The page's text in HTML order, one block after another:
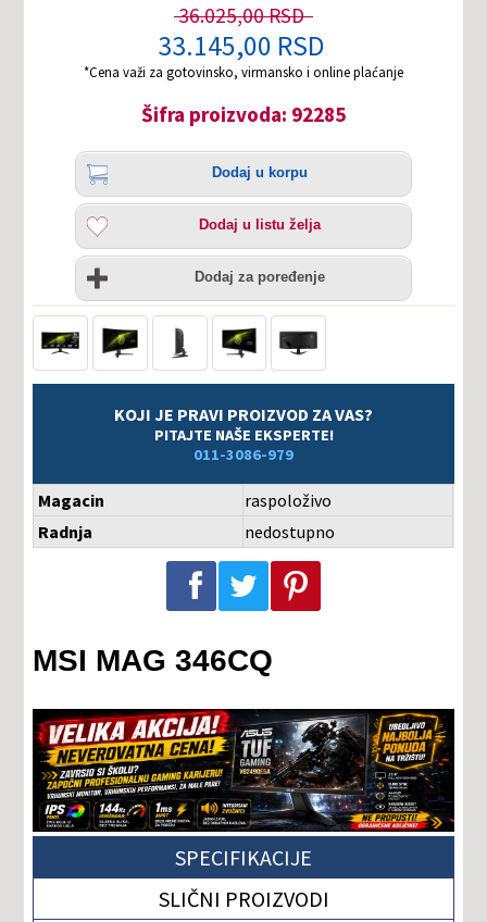
36.025,00 RSD
33.145,00 RSD
*Cena važi za gotovinsko, virmansko i online plaćanje
Šifra proizvoda: 92285
Količina
Dodaj
korpu
Dodaj u korpu
Dodaj
listu
želja
Dodaj u listu želja
Uporedi
Dodaj za poređenje
KOJI JE PRAVI PROIZVOD ZA VAS?
PITAJTE NAŠE EKSPERTE!
011-3086-979
Magacin
raspoloživo
Radnja
nedostupno
Podeli na Facebook-u Podeli na Twitter-u Podeli na Pinterest-u
MSI MAG 346CQ
SPECIFIKACIJE
SLIČNI PROIZVODI